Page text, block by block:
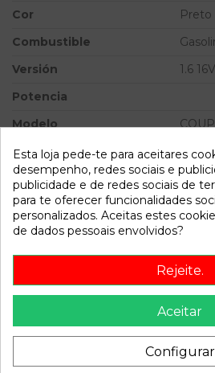
Cor
Preto
Combustible
Versión
1.6
Potencia
Modelo
Referência 800906
Disponível a partir de: 2022-04-06
Recambio de conmutador de
(j2) 1.6 16v cat | 0.96 - 0.99 1.6 16v
Esta loja pede-te para aceitares
desempenho, redes sociais e
publicidade e de redes sociais de
para te oferecer funcionalidades
personalizados. Aceitas estes
de dados pessoais envolvidos?
Rejeite.
Aceitar
Configurar